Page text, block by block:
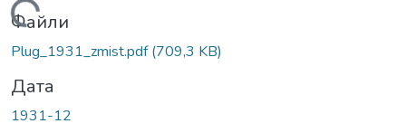
Вантажиться...
Файли
Plug_1931_zmist.pdf(709,3 KB)
Дата
1931-12